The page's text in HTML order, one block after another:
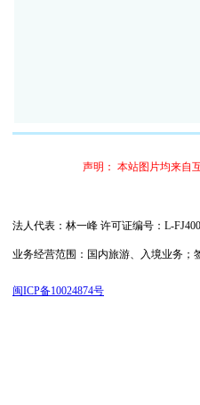
声明： 本站图片均来自
法人代表：林一峰 许可证编号：L-
业务经营范围：国内旅游、入境业务
闽ICP备10024874号